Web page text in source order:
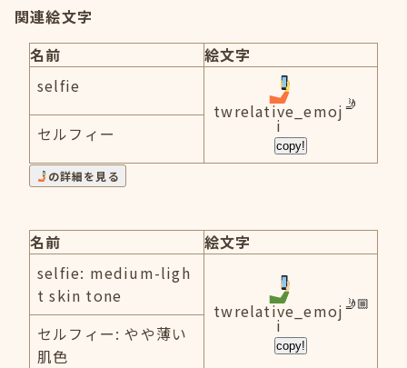
関連絵文字
名前
絵文字
selfie
twrelative_emoj
i
copy!
セルフィー
の詳細を見る
名前
絵文字
selfie: medium-ligh
t skin tone
twrelative_emoj
i
copy!
セルフィー: やや薄い
肌色